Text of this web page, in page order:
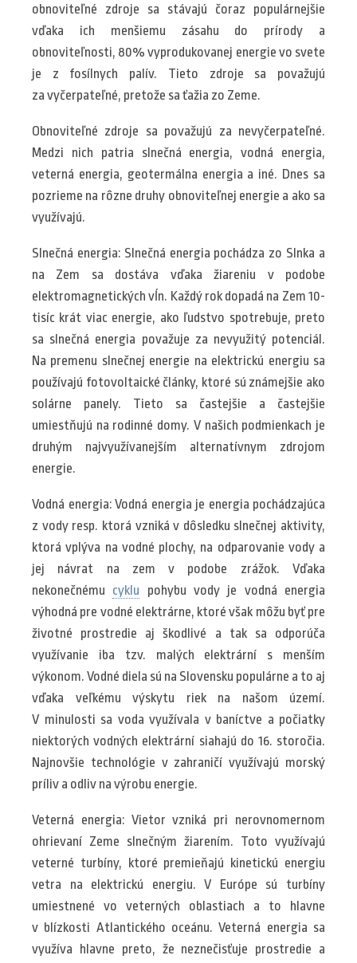
obnoviteľné zdroje sa stávajú čoraz populárnejšie
vďaka ich menšiemu zásahu do prírody a
obnoviteľnosti, 80% vyprodukovanej energie vo svete
je z fosílnych palív. Tieto zdroje sa považujú
za vyčerpateľné, pretože sa ťažia zo Zeme.
Obnoviteľné zdroje sa považujú za nevyčerpateľné.
Medzi nich patria slnečná energia, vodná energia,
veterná energia, geotermálna energia a iné. Dnes sa
pozrieme na rôzne druhy obnoviteľnej energie a ako sa
využívajú.
Slnečná energia: Slnečná energia pochádza zo Slnka a
na Zem sa dostáva vďaka žiareniu v podobe
elektromagnetických vĺn. Každý rok dopadá na Zem 10-
tisíc krát viac energie, ako ľudstvo spotrebuje, preto
sa slnečná energia považuje za nevyužitý potenciál.
Na premenu slnečnej energie na elektrickú energiu sa
používajú fotovoltaické články, ktoré sú známejšie ako
solárne panely. Tieto sa častejšie a častejšie
umiestňujú na rodinné domy. V našich podmienkach je
druhým najvyužívanejším alternatívnym zdrojom
energie.
Vodná energia: Vodná energia je energia pochádzajúca
z vody resp. ktorá vzniká v dôsledku slnečnej aktivity,
ktorá vplýva na vodné plochy, na odparovanie vody a
jej návrat na zem v podobe zrážok. Vďaka
nekonečnému cyklu pohybu vody je vodná energia
výhodná pre vodné elektrárne, ktoré však môžu byť pre
životné prostredie aj škodlivé a tak sa odporúča
využívanie iba tzv. malých elektrární s menším
výkonom. Vodné diela sú na Slovensku populárne a to aj
vďaka veľkému výskytu riek na našom území.
V minulosti sa voda využívala v baníctve a počiatky
niektorých vodných elektrární siahajú do 16. storočia.
Najnovšie technológie v zahraničí využívajú morský
príliv a odliv na výrobu energie.
Veterná energia: Vietor vzniká pri nerovnomernom
ohrievaní Zeme slnečným žiarením. Toto využívajú
veterné turbíny, ktoré premieňajú kinetickú energiu
vetra na elektrickú energiu. V Európe sú turbíny
umiestnené vo veterných oblastiach a to hlavne
v blízkosti Atlantického oceánu. Veterná energia sa
využíva hlavne preto, že neznečisťuje prostredie a